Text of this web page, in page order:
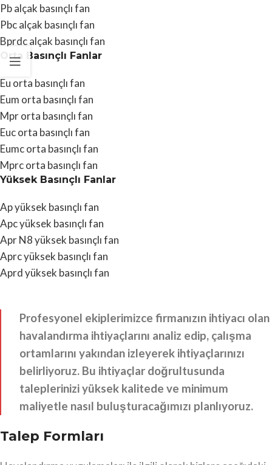
Pb alçak basınçlı fan
Pbc alçak basınçlı fan
Bprdc alçak basınçlı fan
Orta Basınçlı Fanlar
Eu orta basınçlı fan
Eum orta basınçlı fan
Mpr orta basınçlı fan
Euc orta basınçlı fan
Eumc orta basınçlı fan
Mprc orta basınçlı fan
Yüksek Basınçlı Fanlar
Ap yüksek basınçlı fan
Apc yüksek basınçlı fan
Apr N8 yüksek basınçlı fan
Aprc yüksek basınçlı fan
Aprd yüksek basınçlı fan
Profesyonel ekiplerimizce firmanızın ihtiyacı olan
havalandırma ihtiyaçlarını analiz edip, çalışma
ortamlarını yakından izleyerek ihtiyaçlarınızı
belirliyoruz. Bu ihtiyaçlar doğrultusunda
taleplerinizi yüksek kalitede ve minimum
maliyetle nasıl buluşturacağımızı planlıyoruz.
Talep Formları